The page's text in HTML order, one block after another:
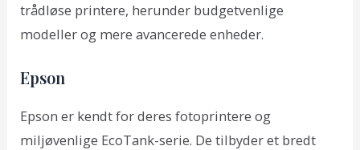
trådløse printere, herunder budgetvenlige
modeller og mere avancerede enheder.
Epson
Epson er kendt for deres fotoprintere og
miljøvenlige EcoTank-serie. De tilbyder et bredt